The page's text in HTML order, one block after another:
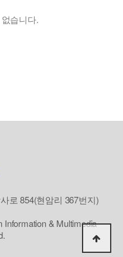
습니다.
로 854(현암리 367번지)
Information & Multimedia